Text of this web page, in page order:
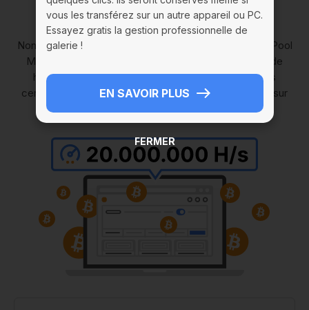
minage
Non, ce n'est pas un rêve ! La nouvelle fonctionnalité Pool
Mining permet de dépasser la barre des 20 millions de
hashrates et d'augmenter vos revenus de plusieurs
centaines de milliers de fois. Et c'est déjà disponible sur
vous les transférez sur un autre appareil ou PC.
Essayez gratis la gestion professionnelle de
galerie !
EN SAVOIR PLUS
FERMER